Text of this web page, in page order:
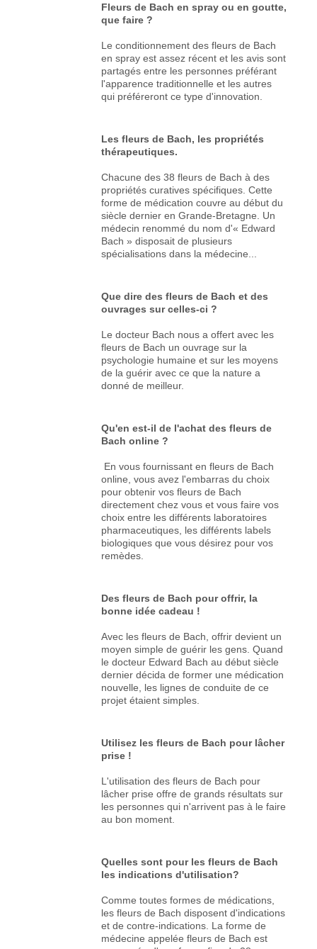
Fleurs de Bach en spray ou en goutte,
que faire ?
Le conditionnement des fleurs de Bach
en spray est assez récent et les avis sont
partagés entre les personnes préférant
l'apparence traditionnelle et les autres
qui préféreront ce type d'innovation.
Les fleurs de Bach, les propriétés
thérapeutiques.
Chacune des 38 fleurs de Bach à des
propriétés curatives spécifiques. Cette
forme de médication couvre au début du
siècle dernier en Grande-Bretagne. Un
médecin renommé du nom d'« Edward
Bach » disposait de plusieurs
spécialisations dans la médecine...
Que dire des fleurs de Bach et des
ouvrages sur celles-ci ?
Le docteur Bach nous a offert avec les
fleurs de Bach un ouvrage sur la
psychologie humaine et sur les moyens
de la guérir avec ce que la nature a
donné de meilleur.
Qu'en est-il de l'achat des fleurs de
Bach online ?
En vous fournissant en fleurs de Bach
online, vous avez l'embarras du choix
pour obtenir vos fleurs de Bach
directement chez vous et vous faire vos
choix entre les différents laboratoires
pharmaceutiques, les différents labels
biologiques que vous désirez pour vos
remèdes.
Des fleurs de Bach pour offrir, la
bonne idée cadeau !
Avec les fleurs de Bach, offrir devient un
moyen simple de guérir les gens. Quand
le docteur Edward Bach au début siècle
dernier décida de former une médication
nouvelle, les lignes de conduite de ce
projet étaient simples.
Utilisez les fleurs de Bach pour lâcher
prise !
L'utilisation des fleurs de Bach pour
lâcher prise offre de grands résultats sur
les personnes qui n'arrivent pas à le faire
au bon moment.
Quelles sont pour les fleurs de Bach
les indications d'utilisation?
Comme toutes formes de médications,
les fleurs de Bach disposent d'indications
et de contre-indications. La forme de
médecine appelée fleurs de Bach est